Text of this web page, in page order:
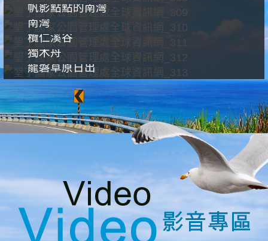
帆影點點的南灣
南灣
欖仁溪谷
獨木舟
龍磐草原日出